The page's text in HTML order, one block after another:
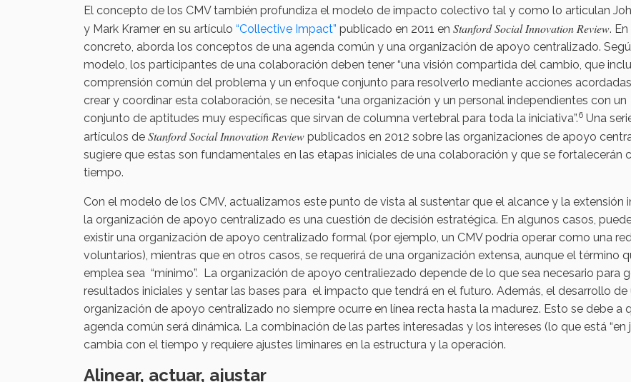
El concepto de los CMV también profundiza el modelo de impacto colectivo tal y como lo articulan
y Mark Kramer en su artículo “Collective Impact” publicado en 2011 en Stanford Social Innovation Review. En
concreto, aborda los conceptos de una agenda común y una organización de apoyo centralizado.
modelo, los participantes de una colaboración deben tener “una visión compartida del cambio, que
comprensión común del problema y un enfoque conjunto para resolverlo mediante acciones
crear y coordinar esta colaboración, se necesita “una organización y un personal independientes con un
conjunto de aptitudes muy específicas que sirvan de columna vertebral para toda la iniciativa”.6 Una
artículos de Stanford Social Innovation Review publicados en 2012 sobre las organizaciones de apoyo
sugiere que estas son fundamentales en las etapas iniciales de una colaboración y que se fortalecerán
tiempo.
Con el modelo de los CMV, actualizamos este punto de vista al sustentar que el alcance y la extensión
la organización de apoyo centralizado es una cuestión de decisión estratégica. En algunos casos,
existir una organización de apoyo centralizado formal (por ejemplo, un CMV podría operar como una
voluntarios), mientras que en otros casos, se requerirá de una organización extensa, aunque el término
emplea sea “mínimo”. La organización de apoyo centraliezado depende de lo que sea necesario para
resultados iniciales y sentar las bases para el impacto que tendrá en el futuro. Además, el desarrollo de
organización de apoyo centralizado no siempre ocurre en línea recta hasta la madurez. Esto se debe a
agenda común será dinámica. La combinación de las partes interesadas y los intereses (lo que está “en
cambia con el tiempo y requiere ajustes liminares en la estructura y la operación.
Alinear, actuar, ajustar